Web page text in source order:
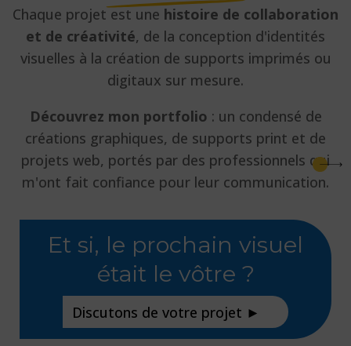
Chaque projet est une histoire de collaboration
et de créativité, de la conception d'identités
visuelles à la création de supports imprimés ou
digitaux sur mesure.
Découvrez mon portfolio : un condensé de
créations graphiques, de supports print et de
projets web, portés par des professionnels qui
m'ont fait confiance pour leur communication.
Et si, le prochain visuel
était le vôtre ?
Discutons de votre projet ►